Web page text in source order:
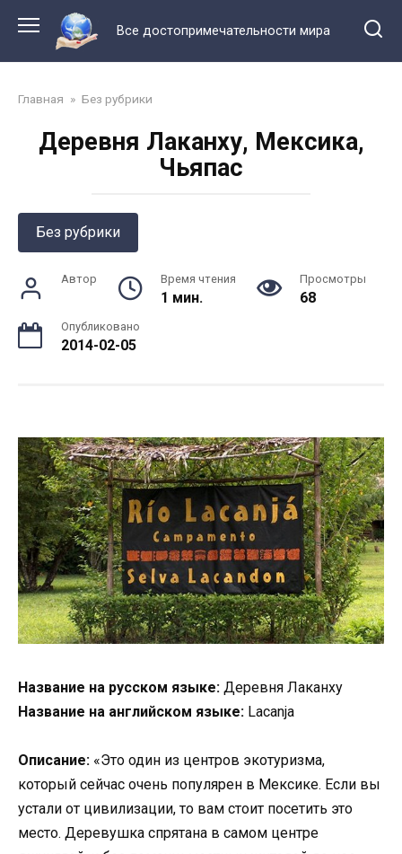
контенту
Все достопримечательности мира
Главная » Без рубрики
Деревня Лаканху, Мексика,
Чьяпас
Без рубрики
Автор Время чтения
1 мин.
Просмотры
68
Опубликовано
2014-02-05
Название на русском языке: Деревня Лаканху
Название на английском языке: Lacanja
Описание: «Это один из центров экотуризма,
который сейчас очень популярен в Мексике. Если вы
устали от цивилизации, то вам стоит посетить это
место. Деревушка спрятана в самом центре